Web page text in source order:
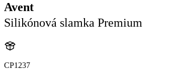
Avent
Silikónová slamka Premium
CP1237